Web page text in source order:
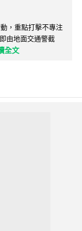
，重點打擊不專注
由地面交通警截
全文